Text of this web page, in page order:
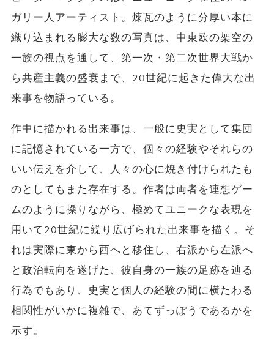
ガリー人アーティスト。煉瓦のように分厚い本に
織り込まれる膨大な数の写真は、中東欧の架空の
一族の視点を通して、第一次・第二次世界大戦か
ら共産主義の盛衰まで、20世紀に起きた偉大な出
来事を物語っている。
作中に描かれる出来事は、一般に史実として集団
に記憶されている一方で、個々の経験やそれらの
いい伝えを介して、人々の心に焼き付けられたも
のとしてもまた存在する。作者は両者を連想ゲー
ムのように操りながら、極めてユニークな表現を
用いて20世紀に繰り広げられた出来事を描く。そ
れは実際に東から西へと移住し、右派から左派へ
と政治転向を遂げた、彼自身の一族の足跡を辿る
行為でもあり、史実と個人の経験の間に横たわる
相関性がいかに複雑で、あてずっぽうであるかを
示す。